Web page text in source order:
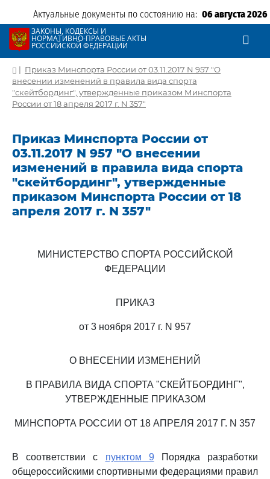
Актуальные документы по состоянию на: 06 августа 2026
ЗАКОНЫ, КОДЕКСЫ И
НОРМАТИВНО-ПРАВОВЫЕ АКТЫ
РОССИЙСКОЙ ФЕДЕРАЦИИ
| Приказ Минспорта России от 03.11.2017 N 957 "О
внесении изменений в правила вида спорта
"скейтбординг", утвержденные приказом Минспорта
России от 18 апреля 2017 г. N 357"
Приказ Минспорта России от
03.11.2017 N 957 "О внесении
изменений в правила вида спорта
"скейтбординг", утвержденные
приказом Минспорта России от 18
апреля 2017 г. N 357"
МИНИСТЕРСТВО СПОРТА РОССИЙСКОЙ
ФЕДЕРАЦИИ
ПРИКАЗ
от 3 ноября 2017 г. N 957
О ВНЕСЕНИИ ИЗМЕНЕНИЙ
В ПРАВИЛА ВИДА СПОРТА "СКЕЙТБОРДИНГ",
УТВЕРЖДЕННЫЕ ПРИКАЗОМ
МИНСПОРТА РОССИИ ОТ 18 АПРЕЛЯ 2017 Г. N 357
В соответствии с пунктом 9 Порядка разработки
общероссийскими спортивными федерациями правил